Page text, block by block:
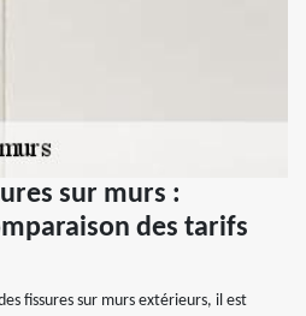
sur murs :
des tarifs
fissures sur murs extérieurs, il est